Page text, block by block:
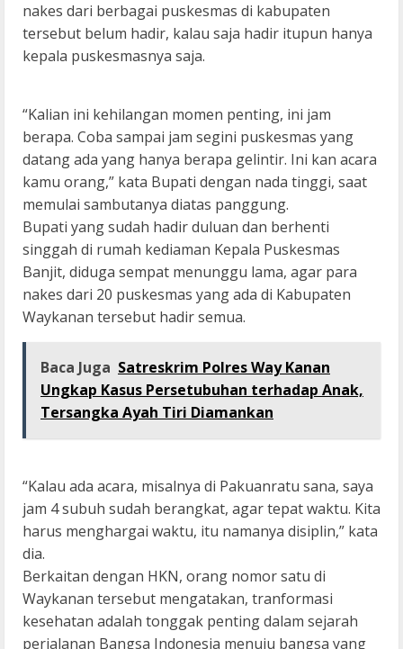
nakes dari berbagai puskesmas di kabupaten
tersebut belum hadir, kalau saja hadir itupun hanya
kepala puskesmasnya saja.
“Kalian ini kehilangan momen penting, ini jam
berapa. Coba sampai jam segini puskesmas yang
datang ada yang hanya berapa gelintir. Ini kan acara
kamu orang,” kata Bupati dengan nada tinggi, saat
memulai sambutanya diatas panggung.
Bupati yang sudah hadir duluan dan berhenti
singgah di rumah kediaman Kepala Puskesmas
Banjit, diduga sempat menunggu lama, agar para
nakes dari 20 puskesmas yang ada di Kabupaten
Waykanan tersebut hadir semua.
Baca Juga Satreskrim Polres Way Kanan
Ungkap Kasus Persetubuhan terhadap Anak,
Tersangka Ayah Tiri Diamankan
“Kalau ada acara, misalnya di Pakuanratu sana, saya
jam 4 subuh sudah berangkat, agar tepat waktu. Kita
harus menghargai waktu, itu namanya disiplin,” kata
dia.
Berkaitan dengan HKN, orang nomor satu di
Waykanan tersebut mengatakan, tranformasi
kesehatan adalah tonggak penting dalam sejarah
perjalanan Bangsa Indonesia menuju bangsa yang